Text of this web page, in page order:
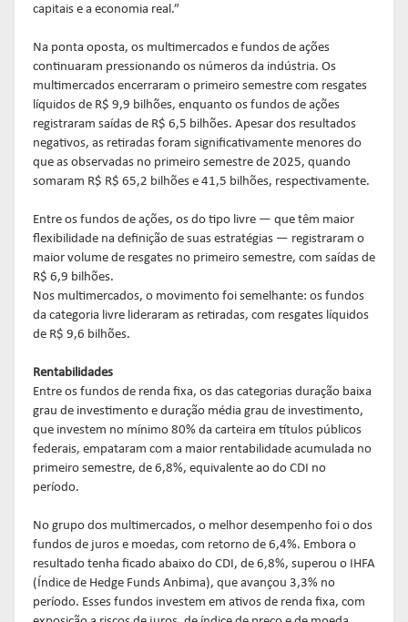
capitais e a economia real.”
Na ponta oposta, os multimercados e fundos de ações
continuaram pressionando os números da indústria. Os
multimercados encerraram o primeiro semestre com resgates
líquidos de R$ 9,9 bilhões, enquanto os fundos de ações
registraram saídas de R$ 6,5 bilhões. Apesar dos resultados
negativos, as retiradas foram significativamente menores do
que as observadas no primeiro semestre de 2025, quando
somaram R$ R$ 65,2 bilhões e 41,5 bilhões, respectivamente.
Entre os fundos de ações, os do tipo livre — que têm maior
flexibilidade na definição de suas estratégias — registraram o
maior volume de resgates no primeiro semestre, com saídas de
R$ 6,9 bilhões.
Nos multimercados, o movimento foi semelhante: os fundos
da categoria livre lideraram as retiradas, com resgates líquidos
de R$ 9,6 bilhões.
Rentabilidades
Entre os fundos de renda fixa, os das categorias duração baixa
grau de investimento e duração média grau de investimento,
que investem no mínimo 80% da carteira em títulos públicos
federais, empataram com a maior rentabilidade acumulada no
primeiro semestre, de 6,8%, equivalente ao do CDI no
período.
No grupo dos multimercados, o melhor desempenho foi o dos
fundos de juros e moedas, com retorno de 6,4%. Embora o
resultado tenha ficado abaixo do CDI, de 6,8%, superou o IHFA
(Índice de Hedge Funds Anbima), que avançou 3,3% no
período. Esses fundos investem em ativos de renda fixa, com